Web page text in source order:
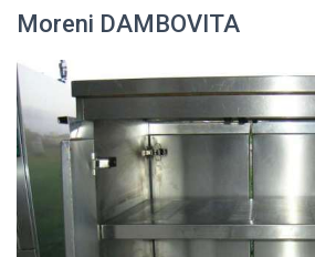
Moreni DAMBOVITA